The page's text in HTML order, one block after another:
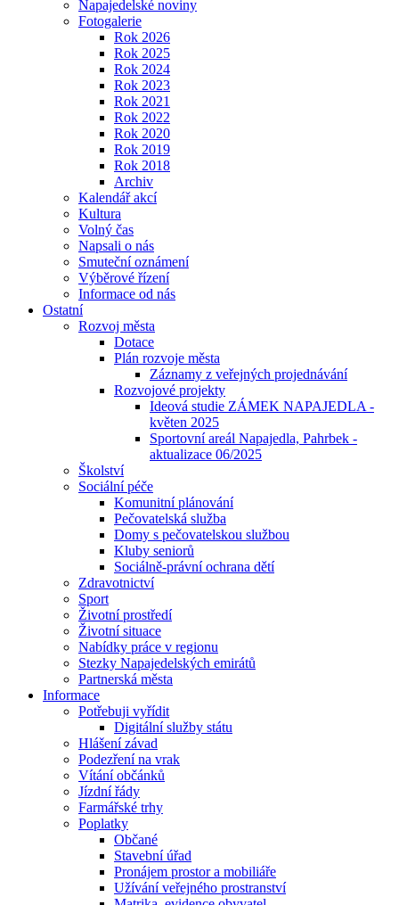
Napajedelské noviny
Fotogalerie
Rok 2026
Rok 2025
Rok 2024
Rok 2023
Rok 2021
Rok 2022
Rok 2020
Rok 2019
Rok 2018
Archiv
Kalendář akcí
Kultura
Volný čas
Napsali o nás
Smuteční oznámení
Výběrové řízení
Informace od nás
Ostatní
Rozvoj města
Dotace
Plán rozvoje města
Záznamy z veřejných projednávání
Rozvojové projekty
Ideová studie ZÁMEK NAPAJEDLA -
květen 2025
Sportovní areál Napajedla, Pahrbek -
aktualizace 06/2025
Školství
Sociální péče
Komunitní plánování
Pečovatelská služba
Domy s pečovatelskou službou
Kluby seniorů
Sociálně-právní ochrana dětí
Zdravotnictví
Sport
Životní prostředí
Životní situace
Nabídky práce v regionu
Stezky Napajedelských emirátů
Partnerská města
Informace
Potřebuji vyřídit
Digitální služby státu
Hlášení závad
Podezření na vrak
Vítání občánků
Jízdní řády
Farmářské trhy
Poplatky
Občané
Stavební úřad
Pronájem prostor a mobiliáře
Užívání veřejného prostranství